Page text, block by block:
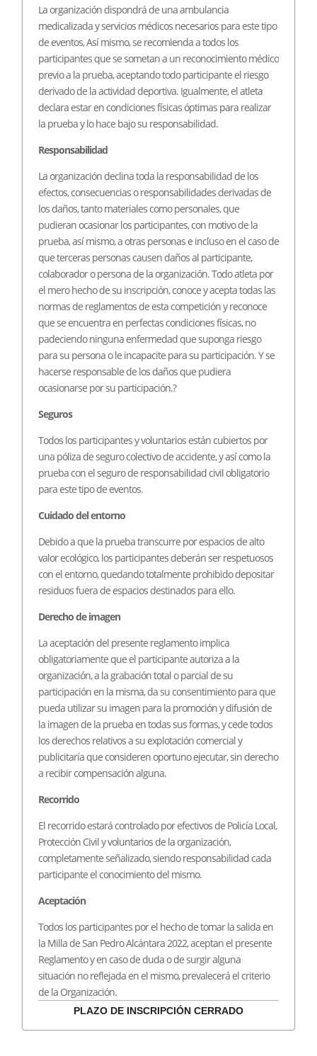
La organización dispondrá de una ambulancia
medicalizada y servicios médicos necesarios para este tipo
de eventos, Así mismo, se recomienda a todos los
participantes que se sometan a un reconocimiento médico
previo a la prueba, aceptando todo participante el riesgo
derivado de la actividad deportiva. Igualmente, el atleta
declara estar en condiciones físicas óptimas para realizar
la prueba y lo hace bajo su responsabilidad.
Responsabilidad
La organización declina toda la responsabilidad de los
efectos, consecuencias o responsabilidades derivadas de
los daños, tanto materiales como personales, que
pudieran ocasionar los participantes, con motivo de la
prueba, así mismo, a otras personas e incluso en el caso de
que terceras personas causen daños al participante,
colaborador o persona de la organización. Todo atleta por
el mero hecho de su inscripción, conoce y acepta todas las
normas de reglamentos de esta competición y reconoce
que se encuentra en perfectas condiciones físicas, no
padeciendo ninguna enfermedad que suponga riesgo
para su persona o le incapacite para su participación. Y se
hacerse responsable de los daños que pudiera
ocasionarse por su participación.?
Seguros
Todos los participantes y voluntarios están cubiertos por
una póliza de seguro colectivo de accidente, y así como la
prueba con el seguro de responsabilidad civil obligatorio
para este tipo de eventos.
Cuidado del entorno
Debido a que la prueba transcurre por espacios de alto
valor ecológico, los participantes deberán ser respetuosos
con el entorno, quedando totalmente prohibido depositar
residuos fuera de espacios destinados para ello.
Derecho de imagen
La aceptación del presente reglamento implica
obligatoriamente que el participante autoriza a la
organización, a la grabación total o parcial de su
participación en la misma, da su consentimiento para que
pueda utilizar su imagen para la promoción y difusión de
la imagen de la prueba en todas sus formas, y cede todos
los derechos relativos a su explotación comercial y
publicitaría que consideren oportuno ejecutar, sin derecho
a recibir compensación alguna.
Recorrido
El recorrido estará controlado por efectivos de Policía Local,
Protección Civil y voluntarios de la organización,
completamente señalizado, siendo responsabilidad cada
participante el conocimiento del mismo.
Aceptación
Todos los participantes por el hecho de tomar la salida en
la Milla de San Pedro Alcántara 2022, aceptan el presente
Reglamento y en caso de duda o de surgir alguna
situación no reflejada en el mismo, prevalecerá el criterio
de la Organización.
PLAZO DE INSCRIPCIÓN CERRADO